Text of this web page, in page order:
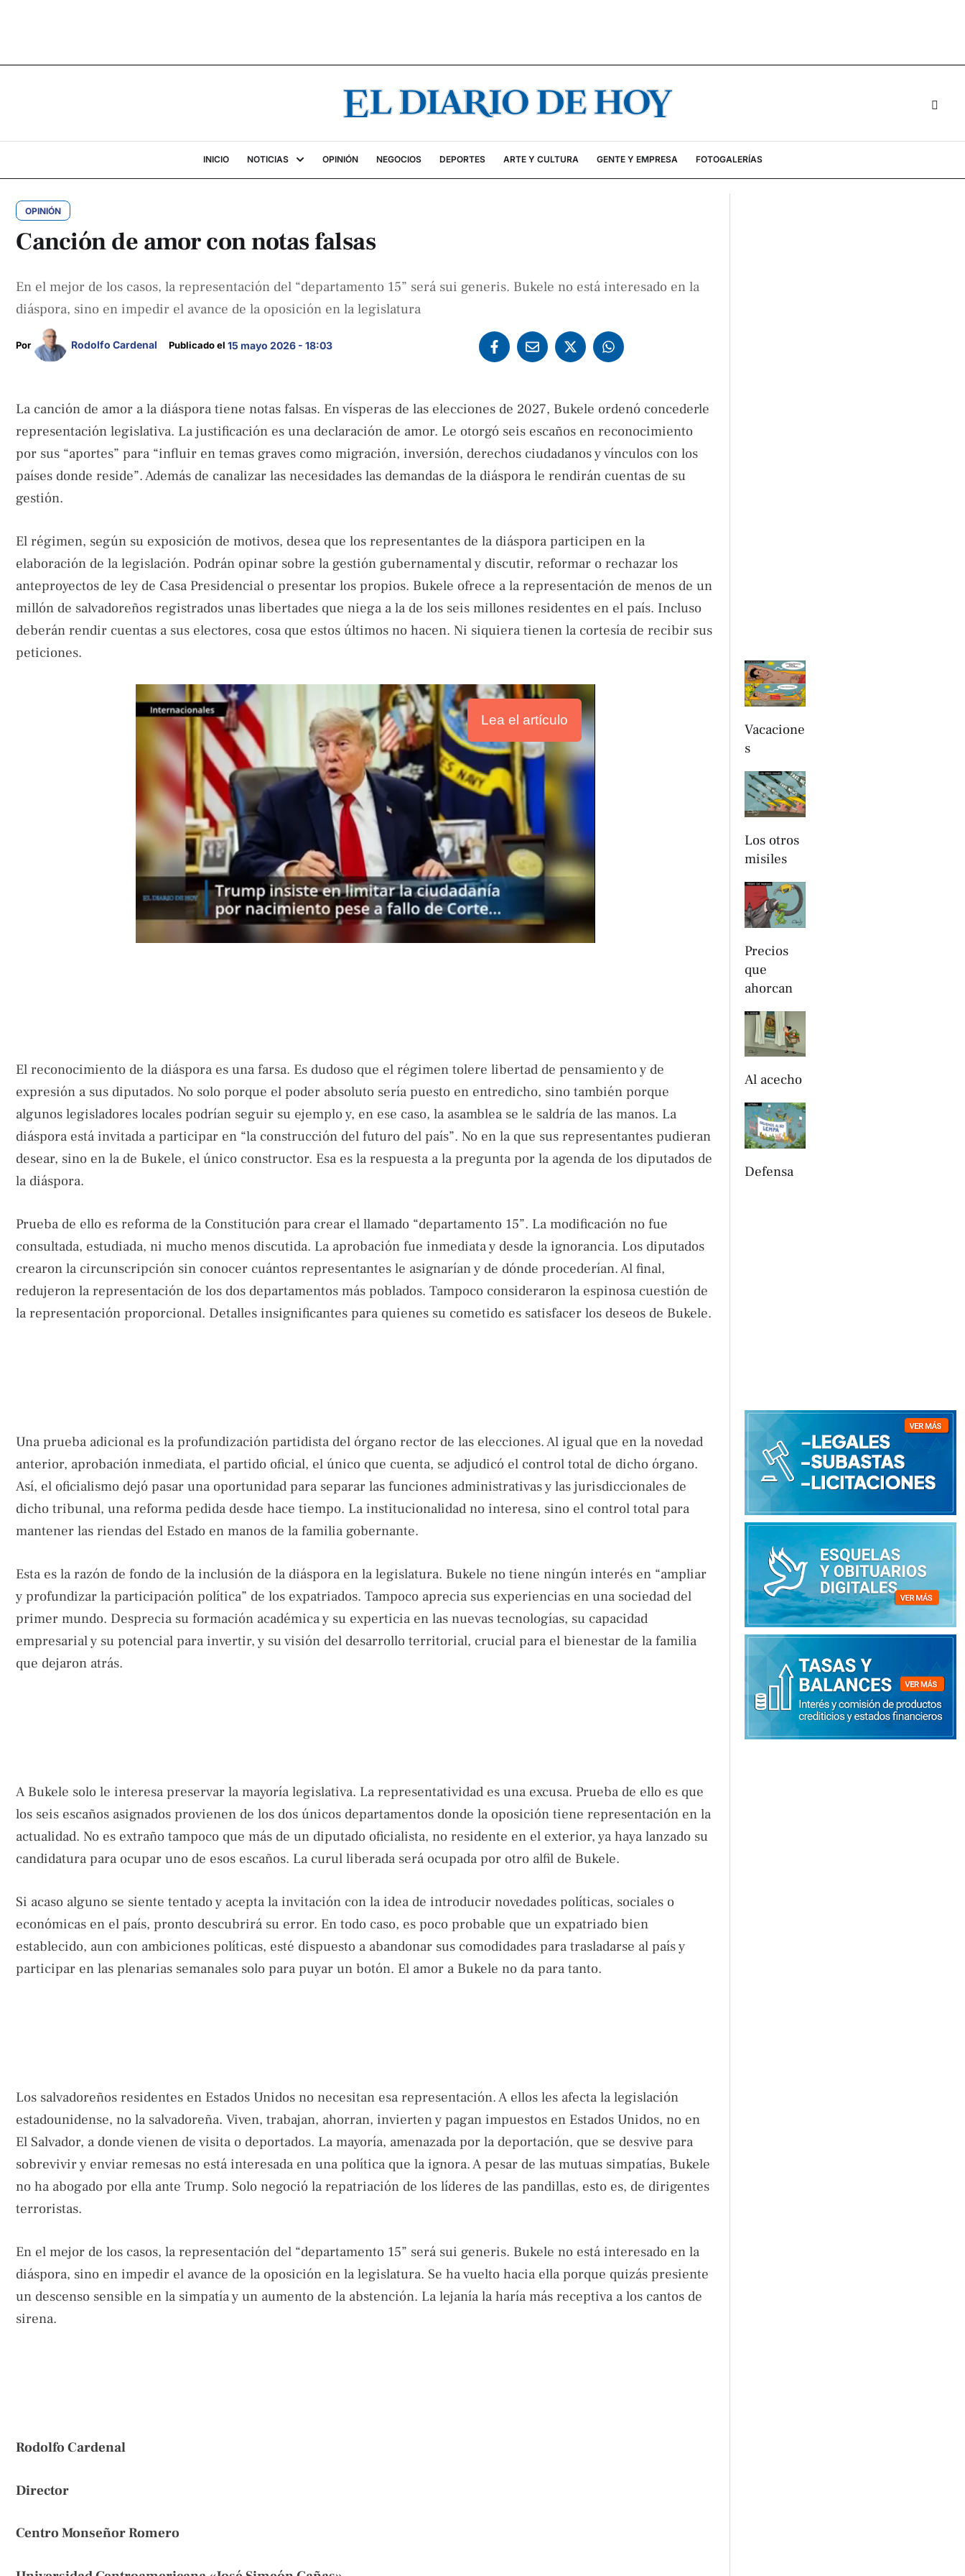
INICIO NOTICIAS OPINIÓN NEGOCIOS DEPORTES ARTE Y CULTURA GENTE Y EMPRESA FOTOGALERÍAS
OPINIÓN
Canción de amor con notas falsas
En el mejor de los casos, la representación del “departamento 15” será sui generis. Bukele no está interesado en la
diáspora, sino en impedir el avance de la oposición en la legislatura
Por Rodolfo Cardenal Publicado el 15 mayo 2026 - 18:03
La canción de amor a la diáspora tiene notas falsas. En vísperas de las elecciones de 2027, Bukele ordenó concederle
representación legislativa. La justificación es una declaración de amor. Le otorgó seis escaños en reconocimiento
por sus “aportes” para “influir en temas graves como migración, inversión, derechos ciudadanos y vínculos con los
países donde reside”. Además de canalizar las necesidades las demandas de la diáspora le rendirán cuentas de su
gestión.
El régimen, según su exposición de motivos, desea que los representantes de la diáspora participen en la
elaboración de la legislación. Podrán opinar sobre la gestión gubernamental y discutir, reformar o rechazar los
anteproyectos de ley de Casa Presidencial o presentar los propios. Bukele ofrece a la representación de menos de un
millón de salvadoreños registrados unas libertades que niega a la de los seis millones residentes en el país. Incluso
deberán rendir cuentas a sus electores, cosa que estos últimos no hacen. Ni siquiera tienen la cortesía de recibir sus
peticiones.
Lea el artículo
El reconocimiento de la diáspora es una farsa. Es dudoso que el régimen tolere libertad de pensamiento y de
expresión a sus diputados. No solo porque el poder absoluto sería puesto en entredicho, sino también porque
algunos legisladores locales podrían seguir su ejemplo y, en ese caso, la asamblea se le saldría de las manos. La
diáspora está invitada a participar en “la construcción del futuro del país”. No en la que sus representantes pudieran
desear, sino en la de Bukele, el único constructor. Esa es la respuesta a la pregunta por la agenda de los diputados de
la diáspora.
Prueba de ello es reforma de la Constitución para crear el llamado “departamento 15”. La modificación no fue
consultada, estudiada, ni mucho menos discutida. La aprobación fue inmediata y desde la ignorancia. Los diputados
crearon la circunscripción sin conocer cuántos representantes le asignarían y de dónde procederían. Al final,
redujeron la representación de los dos departamentos más poblados. Tampoco consideraron la espinosa cuestión de
la representación proporcional. Detalles insignificantes para quienes su cometido es satisfacer los deseos de Bukele.
Una prueba adicional es la profundización partidista del órgano rector de las elecciones. Al igual que en la novedad
anterior, aprobación inmediata, el partido oficial, el único que cuenta, se adjudicó el control total de dicho órgano.
Así, el oficialismo dejó pasar una oportunidad para separar las funciones administrativas y las jurisdiccionales de
dicho tribunal, una reforma pedida desde hace tiempo. La institucionalidad no interesa, sino el control total para
mantener las riendas del Estado en manos de la familia gobernante.
Esta es la razón de fondo de la inclusión de la diáspora en la legislatura. Bukele no tiene ningún interés en “ampliar
y profundizar la participación política” de los expatriados. Tampoco aprecia sus experiencias en una sociedad del
primer mundo. Desprecia su formación académica y su experticia en las nuevas tecnologías, su capacidad
empresarial y su potencial para invertir, y su visión del desarrollo territorial, crucial para el bienestar de la familia
que dejaron atrás.
A Bukele solo le interesa preservar la mayoría legislativa. La representatividad es una excusa. Prueba de ello es que
los seis escaños asignados provienen de los dos únicos departamentos donde la oposición tiene representación en la
actualidad. No es extraño tampoco que más de un diputado oficialista, no residente en el exterior, ya haya lanzado su
candidatura para ocupar uno de esos escaños. La curul liberada será ocupada por otro alfil de Bukele.
Si acaso alguno se siente tentado y acepta la invitación con la idea de introducir novedades políticas, sociales o
económicas en el país, pronto descubrirá su error. En todo caso, es poco probable que un expatriado bien
establecido, aun con ambiciones políticas, esté dispuesto a abandonar sus comodidades para trasladarse al país y
participar en las plenarias semanales solo para puyar un botón. El amor a Bukele no da para tanto.
Los salvadoreños residentes en Estados Unidos no necesitan esa representación. A ellos les afecta la legislación
estadounidense, no la salvadoreña. Viven, trabajan, ahorran, invierten y pagan impuestos en Estados Unidos, no en
El Salvador, a donde vienen de visita o deportados. La mayoría, amenazada por la deportación, que se desvive para
sobrevivir y enviar remesas no está interesada en una política que la ignora. A pesar de las mutuas simpatías, Bukele
no ha abogado por ella ante Trump. Solo negoció la repatriación de los líderes de las pandillas, esto es, de dirigentes
terroristas.
En el mejor de los casos, la representación del “departamento 15” será sui generis. Bukele no está interesado en la
diáspora, sino en impedir el avance de la oposición en la legislatura. Se ha vuelto hacia ella porque quizás presiente
un descenso sensible en la simpatía y un aumento de la abstención. La lejanía la haría más receptiva a los cantos de
sirena.
Rodolfo Cardenal
Director
Centro Monseñor Romero
Vacacione
s
Los otros
misiles
Precios
que
ahorcan
Al acecho
Defensa